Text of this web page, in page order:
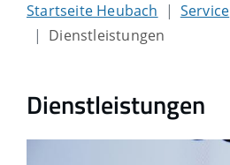
Startseite Heubach Service
Dienstleistungen
Dienstleistungen